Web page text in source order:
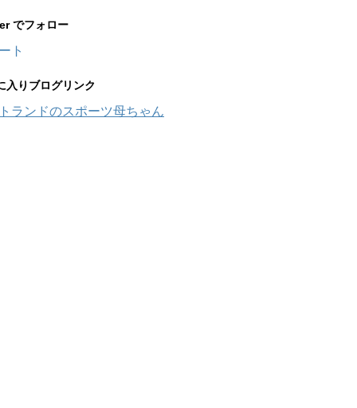
でフォロー
ト
入りブログリンク
ランドのスポーツ母ちゃん